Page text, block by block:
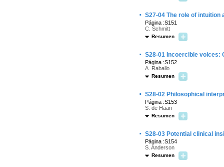
· S27-04 The role of
Página :S151
C. Schmitt
Resumen
· S28-01 Incoercible voices:
Página :S152
A. Raballo
Resumen
· S28-02 Philosophical
Página :S153
S. de Haan
Resumen
· S28-03 Potential clinical
Página :S154
S. Anderson
Resumen